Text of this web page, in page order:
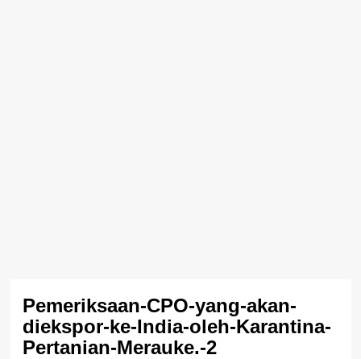
Pemeriksaan-CPO-yang-akan-
diekspor-ke-India-oleh-Karantina-
Pertanian-Merauke.-2